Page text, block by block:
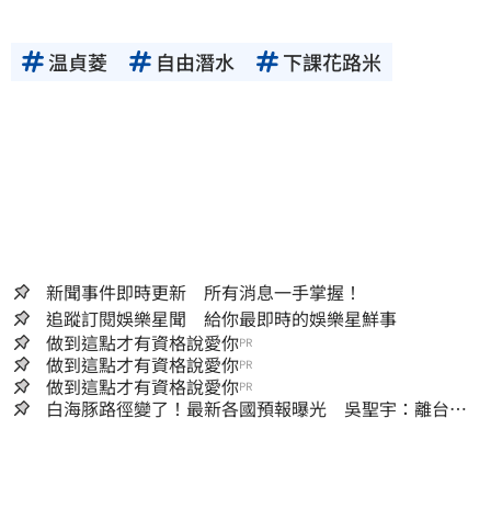
温貞菱 自由潛水 下課花路米
新聞事件即時更新 所有消息一手掌握！
追蹤訂閱娛樂星聞 給你最即時的娛樂星鮮事
做到這點才有資格說愛你PR
做到這點才有資格說愛你PR
做到這點才有資格說愛你PR
白海豚路徑變了！最新各國預報曝光 吳聖宇：離台灣